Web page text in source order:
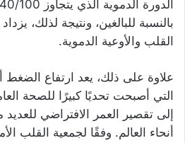
بالنسبة للبالغين، ونتيجة لذلك،
القلب والأوعية الدموية.
علاوة على ذلك، يعد ارتفاع الضغط
التي أصبحت تحديًا كبيرًا للصحة
إلى تقصير العمر الافتراضي